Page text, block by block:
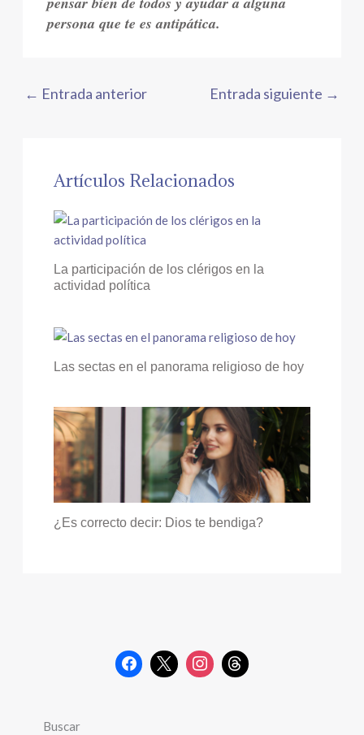
persona que te es antipática.
← Entrada anterior Entrada siguiente →
Artículos Relacionados
La participación de los clérigos en la
actividad política
Las sectas en el panorama religioso de hoy
¿Es correcto decir: Dios te bendiga?
Buscar